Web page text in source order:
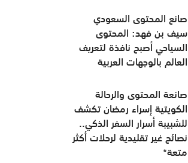
صانع المحتوى السعودي
سيف بن فهد: المحتوى
السياحي أصبح نافذة لتعريف
العالم بالوجهات العربية
صانعة المحتوى والرحالة
الكويتية إسراء رمضان تكشف
للشبيبة أسرار السفر الذكي..
نصائح غير تقليدية لرحلات أكثر
متعة*